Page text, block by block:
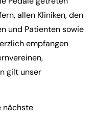
allen Kliniken, den
und Patienten sowie
empfangen
gilt unser
nächste